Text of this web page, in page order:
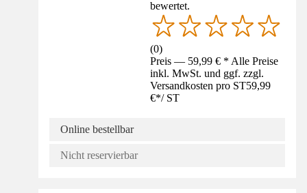
bewertet.
(0)
Preis — 59,99 € * Alle Preise
inkl. MwSt. und ggf. zzgl.
Versandkosten pro ST59,99
€*/ ST
Online bestellbar
Nicht reservierbar